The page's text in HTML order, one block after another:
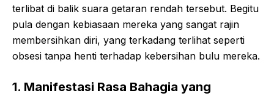
terlibat di balik suara getaran rendah tersebut. Begitu
pula dengan kebiasaan mereka yang sangat rajin
membersihkan diri, yang terkadang terlihat seperti
obsesi tanpa henti terhadap kebersihan bulu mereka.
1. Manifestasi Rasa Bahagia yang